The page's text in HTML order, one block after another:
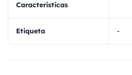
Caracteristicas
Etiqueta -